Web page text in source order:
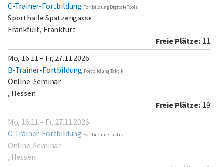
C-Trainer-Fortbildung Fortbildung Digitale Tools
Sporthalle Spatzengasse
Frankfurt, Frankfurt
11
Mo, 16.11 – Fr, 27.11.2026
B-Trainer-Fortbildung Fortbildung Taktik
Online-Seminar
, Hessen
19
Mo, 16.11 – Fr, 27.11.2026
C-Trainer-Fortbildung Fortbildung Taktik
Online-Seminar
, Hessen